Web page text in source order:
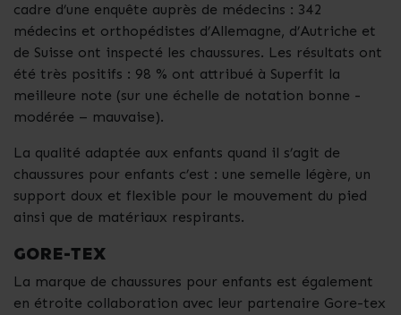
cadre d’une enquête auprès de médecins : 342
médecins et orthopédistes d’Allemagne, d’Autriche et
de Suisse ont inspecté les chaussures. Les résultats ont
été très positifs : 98 % ont attribué à Superfit la
meilleure note (sur une échelle de notation bonne -
modérée – mauvaise).
La qualité adaptée aux enfants quand il s’agit de
chaussures pour enfants c’est : une semelle légère, un
support doux et flexible pour le mouvement du pied
ainsi que de matériaux respirants.
GORE-TEX
La marque de chaussures pour enfants est également
en étroite collaboration avec leur partenaire Gore-tex